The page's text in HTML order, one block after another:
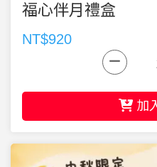
福心伴月禮盒
NT$920
加